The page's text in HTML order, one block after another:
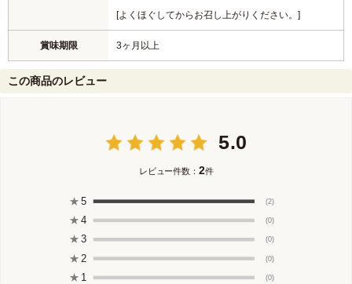
[よくほぐしてからお召し上がりください。]
賞味期限 3ヶ月以上
この商品のレビュー
5.0
レビュー件数： 2件
★ 5 (2)
★ 4 (0)
★ 3 (0)
★ 2 (0)
★ 1 (0)